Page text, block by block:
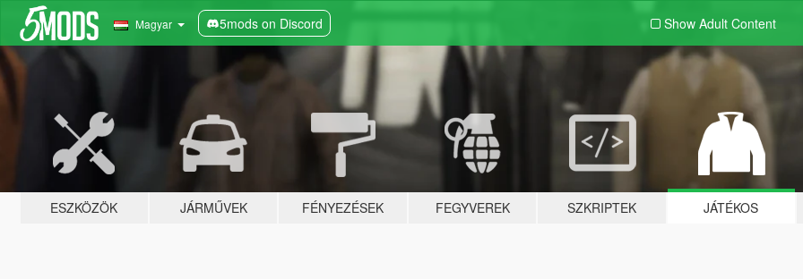
Magyar 5mods on Discord Show Adult Content
ESZKÖZÖK JÁRMŰVEK FÉNYEZÉSEK FEGYVEREK SZKRIPTEK JÁTÉKOS